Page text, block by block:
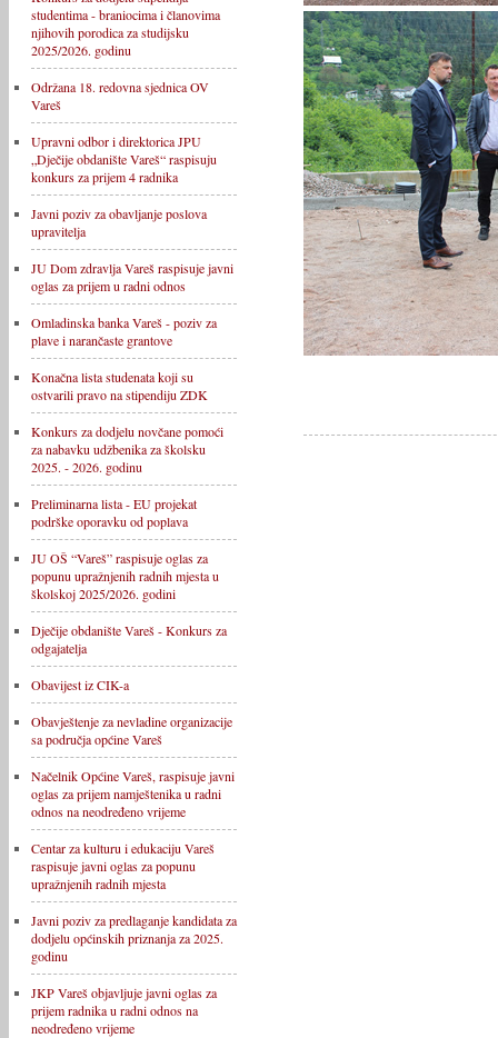
studentima - braniocima i članovima
njihovih porodica za studijsku
2025/2026. godinu
Održana 18. redovna sjednica OV
Vareš
Upravni odbor i direktorica JPU
„Dječije obdanište Vareš“ raspisuju
konkurs za prijem 4 radnika
Javni poziv za obavljanje poslova
upravitelja
JU Dom zdravlja Vareš raspisuje javni
oglas za prijem u radni odnos
Omladinska banka Vareš - poziv za
plave i narančaste grantove
Konačna lista studenata koji su
ostvarili pravo na stipendiju ZDK
Konkurs za dodjelu novčane pomoći
za nabavku udžbenika za školsku
2025. - 2026. godinu
Preliminarna lista - EU projekat
podrške oporavku od poplava
JU OŠ “Vareš” raspisuje oglas za
popunu upražnjenih radnih mjesta u
školskoj 2025/2026. godini
Dječije obdanište Vareš - Konkurs za
odgajatelja
Obavijest iz CIK-a
Obavještenje za nevladine organizacije
sa područja općine Vareš
Načelnik Općine Vareš, raspisuje javni
oglas za prijem namještenika u radni
odnos na neodređeno vrijeme
Centar za kulturu i edukaciju Vareš
raspisuje javni oglas za popunu
upražnjenih radnih mjesta
Javni poziv za predlaganje kandidata za
dodjelu općinskih priznanja za 2025.
godinu
JKP Vareš objavljuje javni oglas za
prijem radnika u radni odnos na
neodređeno vrijeme